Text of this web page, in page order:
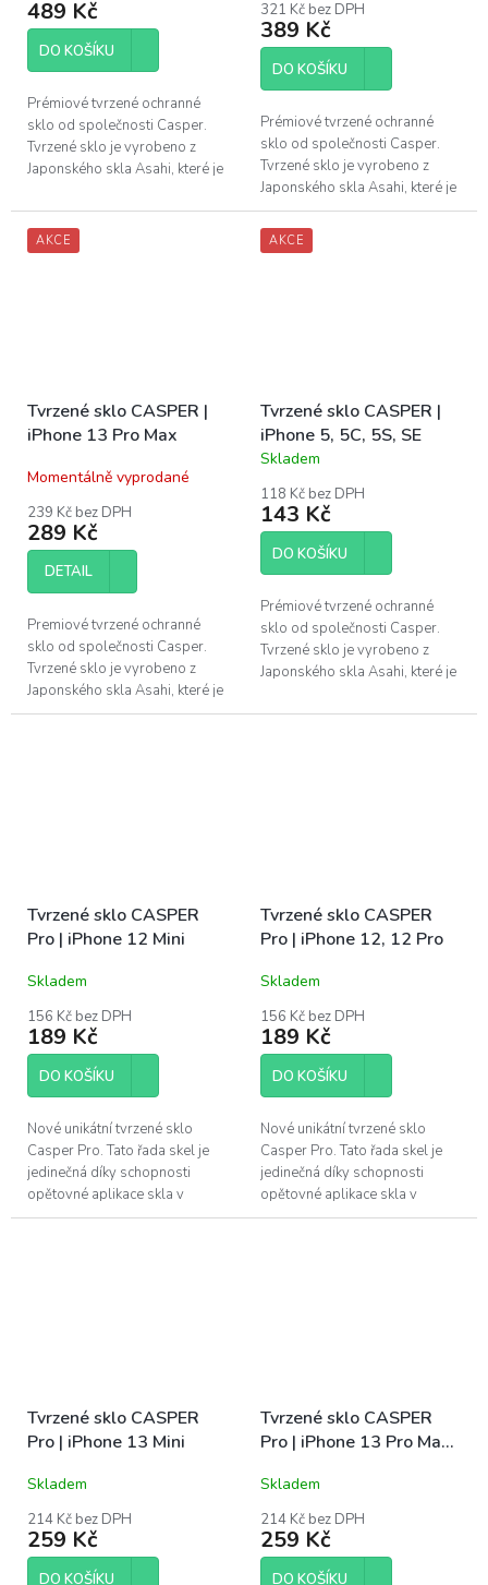
je
5,0
hvězdiček.
489 Kč
DO KOŠÍKU
Prémiové tvrzené ochranné
sklo od společnosti Casper.
Tvrzené sklo je vyrobeno z
Japonského skla Asahi, které je
úpravě. Tato úprava zaručuje...
321 Kč bez DPH
389 Kč
DO KOŠÍKU
Prémiové tvrzené ochranné
sklo od společnosti Casper.
Tvrzené sklo je vyrobeno z
Japonského skla Asahi, které je
podrobeno tvrdicí chemické
úpravě. Tato úprava zaručuje...
AKCE
Tvrzené sklo CASPER |
iPhone 13 Pro Max
Momentálně vyprodané
239 Kč bez DPH
289 Kč
DETAIL
Premiové tvrzené ochranné
sklo od společnosti Casper.
Tvrzené sklo je vyrobeno z
Japonského skla Asahi, které je
podrobeno tvrdicí chemické
AKCE
Tvrzené sklo CASPER |
iPhone 5, 5C, 5S, SE
Průměrné
produktu
je
4,3
hvězdiček.
Skladem
118 Kč bez DPH
143 Kč
DO KOŠÍKU
Prémiové tvrzené ochranné
sklo od společnosti Casper.
Tvrzené sklo je vyrobeno z
Japonského skla Asahi, které je
úpravě. Tato úprava zaručuje...
Tvrzené sklo CASPER
Pro | iPhone 12 Mini
Skladem
156 Kč bez DPH
189 Kč
DO KOŠÍKU
Nové unikátní tvrzené sklo
Casper Pro. Tato řada skel je
jedinečná díky schopnosti
opětovné aplikace skla v
případě špatného
Tvrzené sklo CASPER
Pro | iPhone 12, 12 Pro
Skladem
156 Kč bez DPH
189 Kč
DO KOŠÍKU
Nové unikátní tvrzené sklo
Casper Pro. Tato řada skel je
jedinečná díky schopnosti
opětovné aplikace skla v
případě špatného
Tvrzené sklo CASPER
Pro | iPhone 13 Mini
Skladem
214 Kč bez DPH
259 Kč
DO KOŠÍKU
Tvrzené sklo CASPER
Pro | iPhone 13 Pro Max,
Skladem
214 Kč bez DPH
259 Kč
DO KOŠÍKU